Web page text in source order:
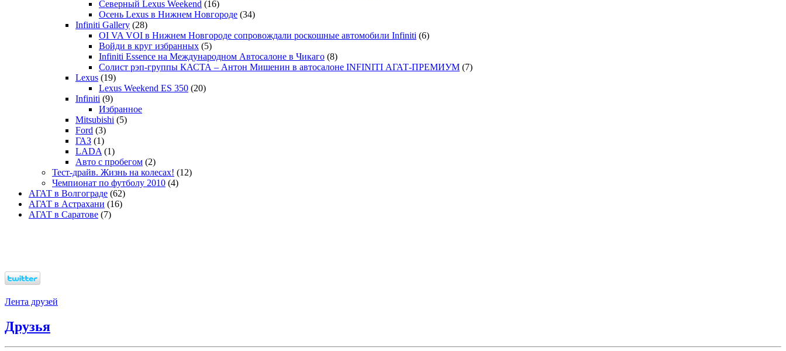
Северный Lexus Weekend (16)
Осень Lexus в Нижнем Новгороде (34)
Infiniti Gallery (28)
OI VA VOI в Нижнем Новгороде сопровождали роскошные автомобили Infiniti (6)
Войди в круг избранных (5)
Infiniti Essence на Международном Автосалоне в Чикаго (8)
Солист рэп-группы КАСТА – Антон Мишенин в автосалоне INFINITI АГАТ-ПРЕМИУМ (7)
Lexus (19)
Lexus Weekend ES 350 (20)
Infiniti (9)
Избранное
Mitsubishi (5)
Ford (3)
ГАЗ (1)
LADA (1)
Авто с пробегом (2)
Тест-драйв. Жизнь на колесах! (12)
Чемпионат по футболу 2010 (4)
АГАТ в Волгограде (62)
АГАТ в Астрахани (16)
АГАТ в Саратове (7)
Лента друзей
Друзья